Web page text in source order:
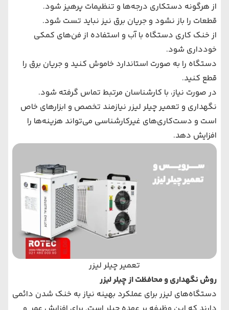
از هرگونه دستکاری درجه‌ها و تنظیمات پرهیز شود.
قطعات را باز نشود و جریان برق نیز نباید تست شود.
از خنک‌ کاری دستگاه با آب و استفاده از فن‌های کمکی
خودداری شود.
دستگاه را به صورت استاندارد خاموش کنید و جریان برق را
قطع کنید.
در صورت نیاز، با کارشناسان مرتبط تماس گرفته شود.
نگهداری و تعمیر چیلر لیزر نیازمند تخصص و ابزارهای خاص
است و دست‌کاری‌های غیرکارشناسی می‌تواند هزینه‌ها را
افزایش دهد.
تعمیر چیلر لیزر
روش نگهداری و محافظت از چیلر لیزر
دستگاه‌های لیزر برای عملکرد بهینه نیاز به خنک شدن دائمی